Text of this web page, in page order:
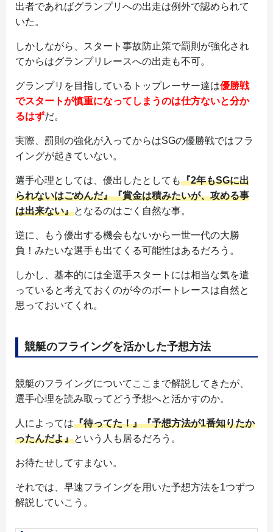
出者であればグランプリへの出走は例外で認められて
いた。
しかしながら、スタート事故防止策で罰則が強化され
てからはグランプリレースへの出走も不可。
グランプリを目指しているトップレーサー達は優勝戦
でスタートが慎重になってしまうのは仕方ないと分か
るはずだ。
実際、罰則の強化が入ってからはSGの優勝戦ではフラ
イングが起きていない。
選手心理としては、優出したとしても『2年もSGに出
られないはごめんだ』『賞金は積みたいが、攻める事
は出来ない』となるのはごく自然な事。
逆に、もう優出する機会もないから一世一代の大勝
負！みたいな選手も出てくる可能性はあるだろう。
しかし、基本的には全選手スタートには相当な気を遣
っていると考えておくのが今のボートレースは自然と
思っておいてくれ。
競艇のフライングを活かした予想方法
競艇のフライングについてここまで解説してきたが、
選手心理を読み取ってどう予想へと活かすのか。
人によっては『待ってた！』『予想方法が1番知りたか
ったんだよ』という人も居るだろう。
お待たせしてすまない。
それでは、早速フライングを用いた予想方法を1つずつ
解説していこう。